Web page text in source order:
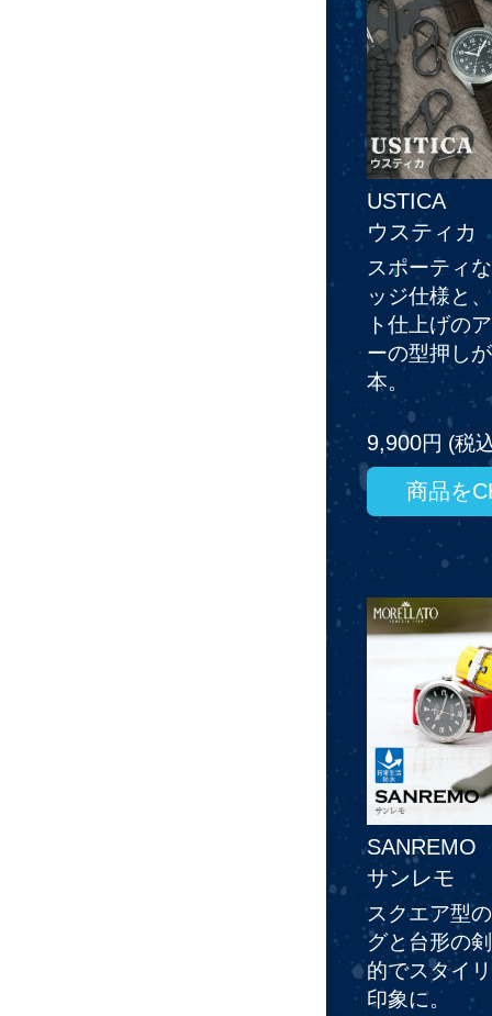
USTICA
ウスティカ
スポーティ
ッジ仕様と
ト仕上げの
ーの型押し
本。
9,900円 (税
商品を
SANREMO
サンレモ
スクエア型
グと台形の
的でスタイ
印象に。